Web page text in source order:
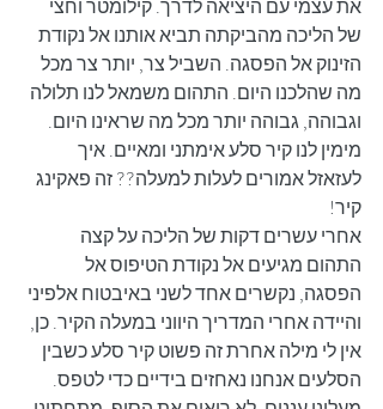
את עצמי עם היציאה לדרך. קילומטר וחצי
של הליכה מהביקתה תביא אותנו אל נקודת
הזינוק אל הפסגה. השביל צר, יותר צר מכל
מה שהלכנו היום. התהום משמאל לנו תלולה
וגבוהה, גבוהה יותר מכל מה שראינו היום.
מימין לנו קיר סלע אימתני ומאיים. איך
לעזאזל אמורים לעלות למעלה?? זה פאקינג
קיר!
אחרי עשרים דקות של הליכה על קצה
התהום מגיעים אל נקודת הטיפוס אל
הפסגה, נקשרים אחד לשני באיבטוח אלפיני
והיידה אחרי המדריך היווני במעלה הקיר. כן,
אין לי מילה אחרת זה פשוט קיר סלע כשבין
הסלעים אנחנו נאחזים בידיים כדי לטפס.